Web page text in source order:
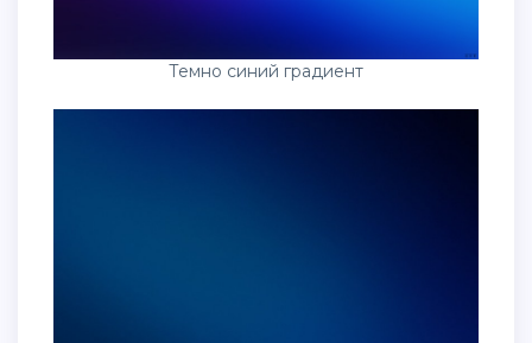
Темно синий градиент